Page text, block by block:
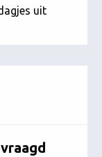
uit